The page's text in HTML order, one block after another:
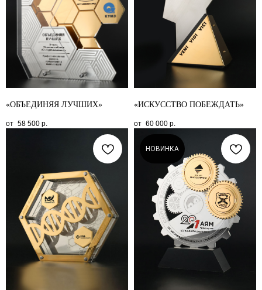
«ОБЪЕДИНЯЯ ЛУЧШИХ»
58 500 р.
«ИСКУССТВО ПОБЕЖДАТЬ»
60 000 р.
НОВИНКА